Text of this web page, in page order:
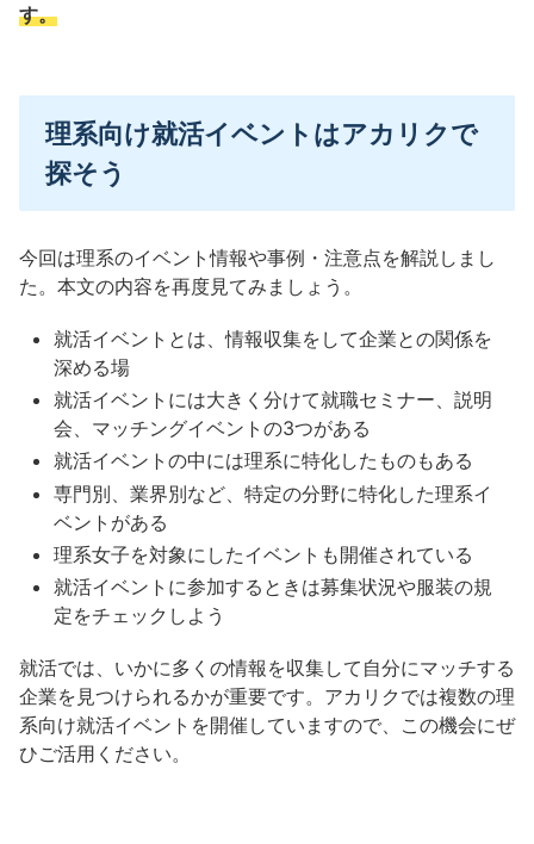
す。
理系向け就活イベントはアカリクで
探そう
今回は理系のイベント情報や事例・注意点を解説しまし
た。本文の内容を再度見てみましょう。
就活イベントとは、情報収集をして企業との関係を
深める場
就活イベントには大きく分けて就職セミナー、説明
会、マッチングイベントの3つがある
就活イベントの中には理系に特化したものもある
専門別、業界別など、特定の分野に特化した理系イ
ベントがある
理系女子を対象にしたイベントも開催されている
就活イベントに参加するときは募集状況や服装の規
定をチェックしよう
就活では、いかに多くの情報を収集して自分にマッチする
企業を見つけられるかが重要です。アカリクでは複数の理
系向け就活イベントを開催していますので、この機会にぜ
ひご活用ください。